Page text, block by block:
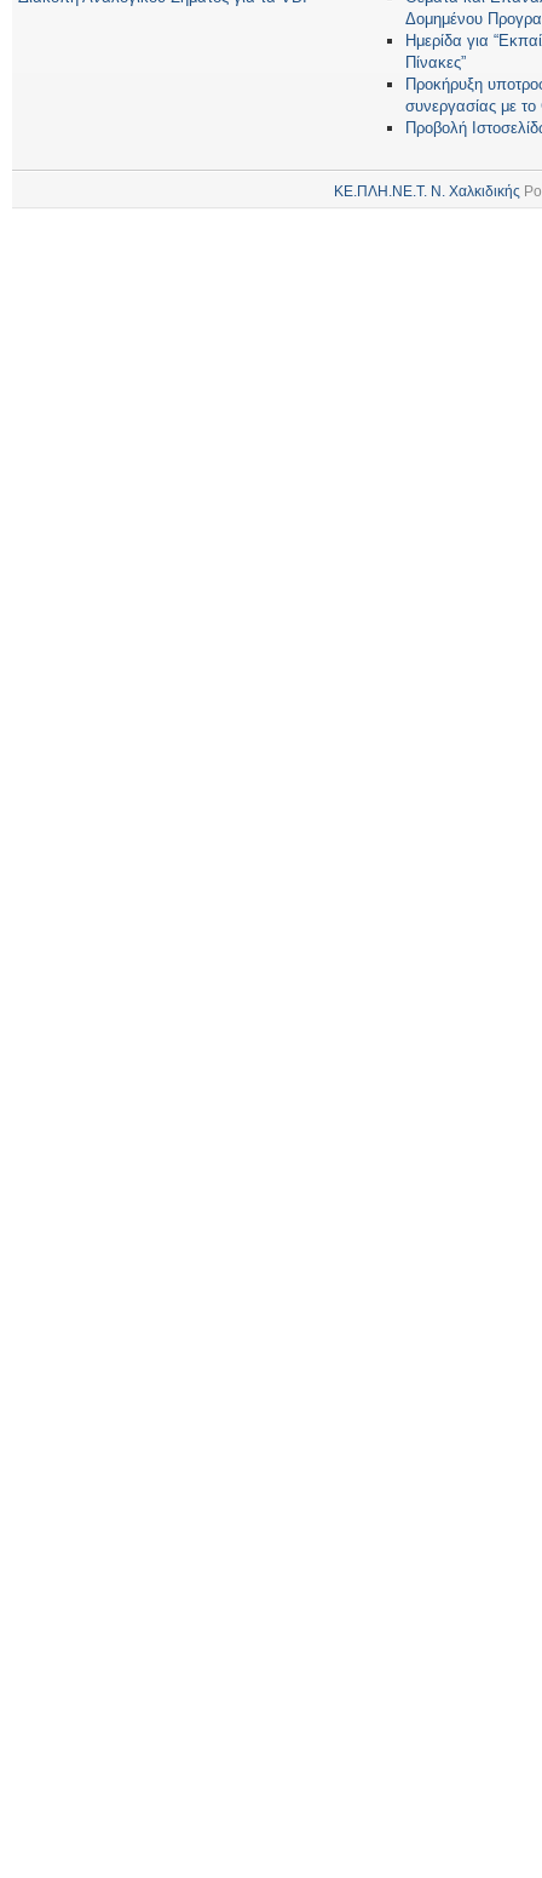
Δομημένου
Ημερίδα για
Πίνακες”
Προκήρυξη
συνεργασίας με το
Προβολή
ΚΕ.ΠΛΗ.ΝΕ.Τ. Ν. Χαλκιδικής